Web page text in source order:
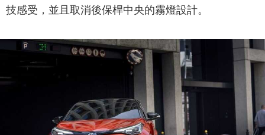
技感受，並且取消後保桿中央的霧燈設計。